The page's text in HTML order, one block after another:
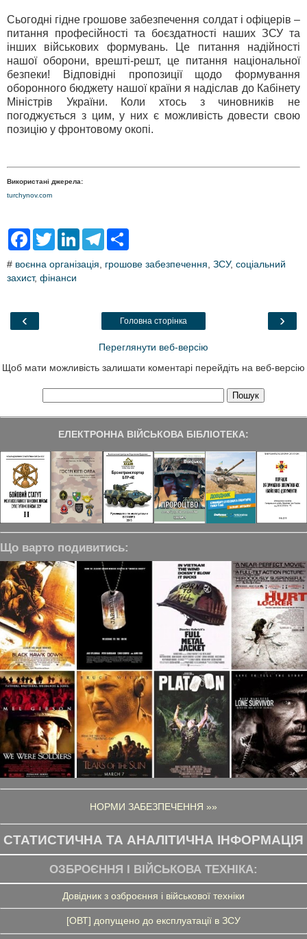
Сьогодні гідне грошове забезпечення солдат і офіцерів –
питання професійності та боєздатності наших ЗСУ та
інших військових формувань. Це питання надійності
нашої оборони, врешті-решт, це питання національної
безпеки! Відповідні пропозиції щодо формування
оборонного бюджету нашої країни я надіслав до Кабінету
Міністрів України. Коли хтось з чиновників не
погоджується з цим, у них є можливість довести свою
позицію у фронтовому окопі.
Використані джерела:
turchynov.com
F
e
b
k
T
t
t
L
k
T
e
m
r
# воєнна організація грошове забезпечення ЗСУ, соціальний
захист, фінанси
‹ ›
Головна сторінка
Переглянути веб-версію
Щоб мати можливість залишати коментарі перейдіть на веб-версію
ЕЛЕКТРОННА ВІЙСЬКОВА БІБЛІОТЕКА:
Що варто подивитись:
НОРМИ ЗАБЕЗПЕЧЕННЯ »»
СТАТИСТИЧНА ТА АНАЛІТИЧНА ІНФОРМАЦІЯ
ОЗБРОЄННЯ І ВІЙСЬКОВА ТЕХНІКА:
Довідник з озброєння і військової техніки
[ОВТ] допущено до експлуатації в ЗСУ